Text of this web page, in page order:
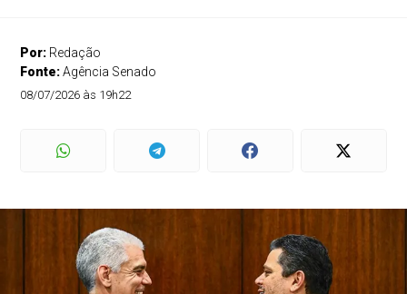
Por: Redação
Fonte:Agência Senado
08/07/2026 às 19h22